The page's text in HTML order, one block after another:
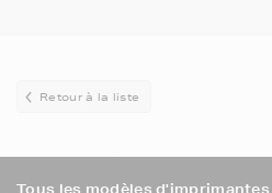
Retour à la liste
Tous les modèles